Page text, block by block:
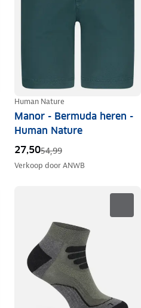
Human Nature
Manor - Bermuda heren -
Human Nature
27,5054,99
Verkoop doorANWB